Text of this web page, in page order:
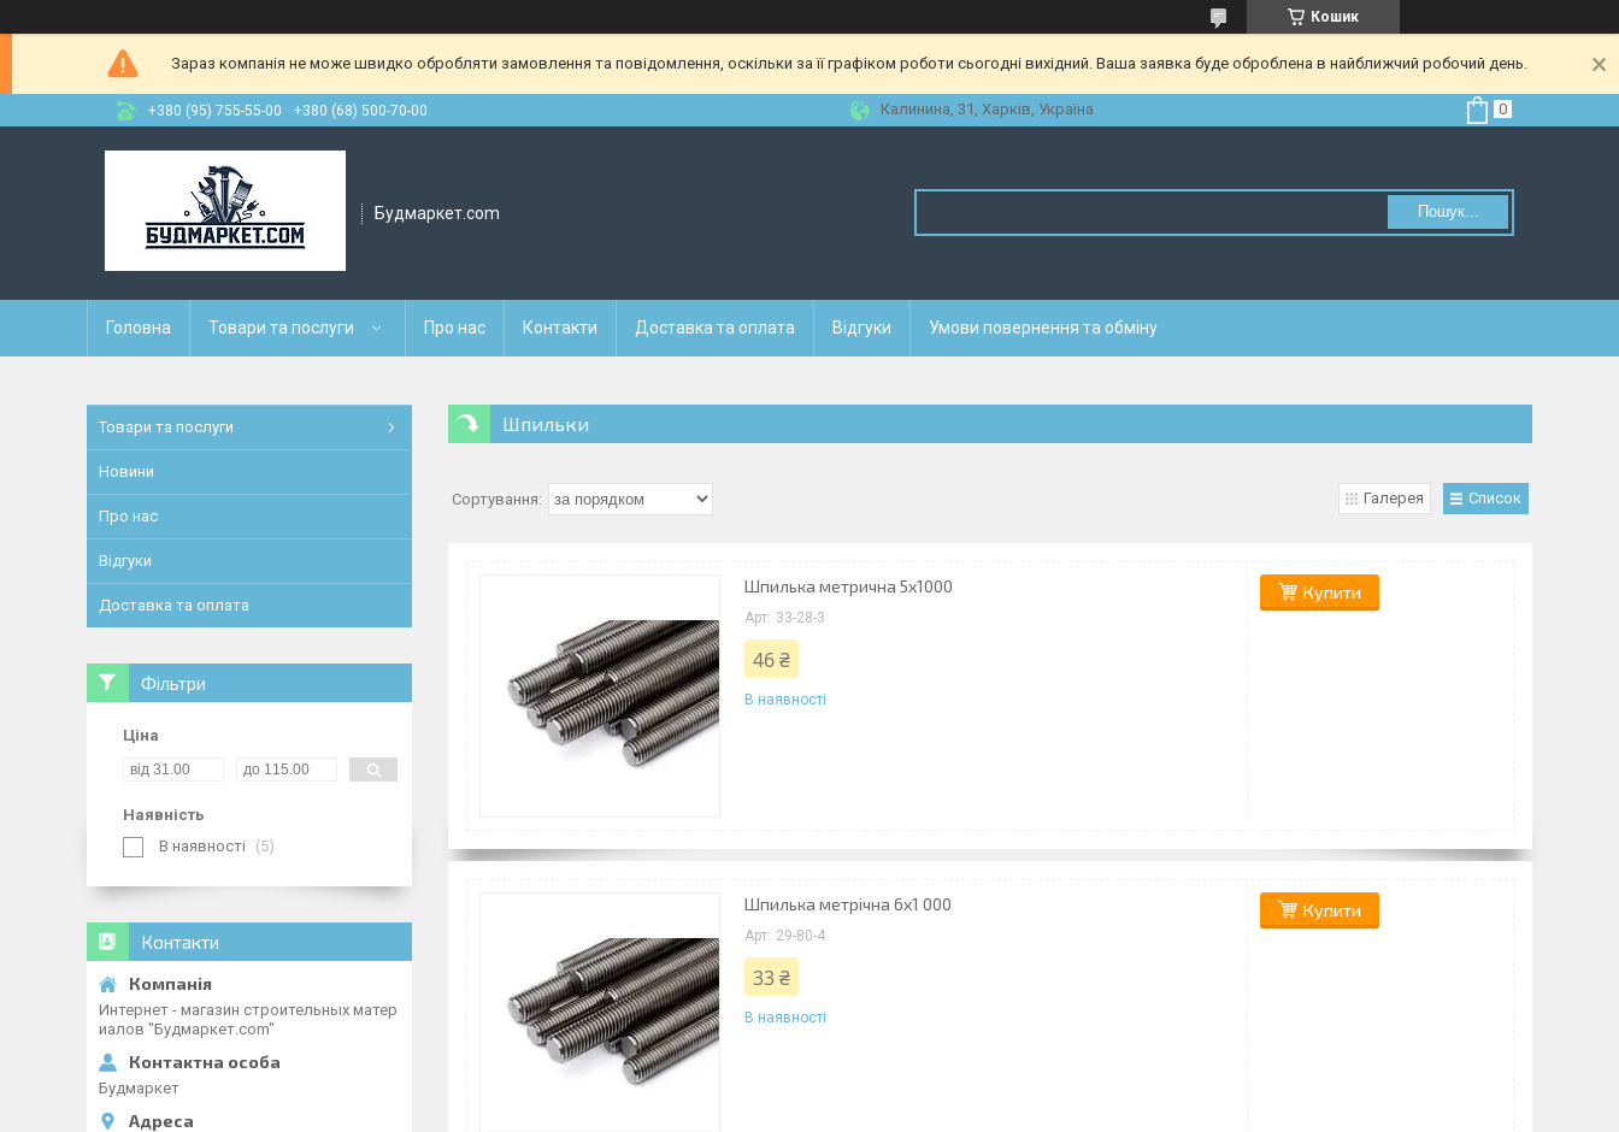
Кошик
Зараз компанія не може швидко обробляти замовлення та повідомлення, оскільки за її графіком роботи сьогодні вихідний. Ваша заявка буде оброблена в найближчий робочий день.
+380 (95) 755-55-00 +380 (68) 500-70-00 Калинина, 31, Харків, Україна
Будмаркет.com Пошук...
Головна Товари та послуги Про нас Контакти Доставка та оплата Відгуки Умови повернення та обміну
Шпильки
Галерея Список
Шпилька метрична 5х1000
33-28-3
46 ₴
В наявності
Купити
Шпилька метрічна 6х1 000
29-80-4
33 ₴
В наявності
Купити
Товари та послуги
Новини
Про нас
Відгуки
Доставка та оплата
Фільтри
Ціна
Наявність
В наявності
5
Контакти
Интернет - магазин строительных матер
иалов "Будмаркет.com"
Будмаркет